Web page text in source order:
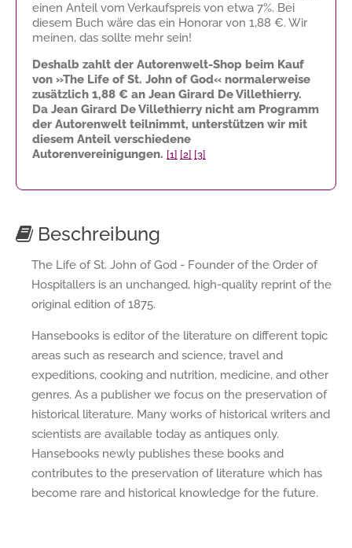
einen Anteil vom Verkaufspreis von etwa 7%. Bei
diesem Buch wäre das ein Honorar von 1,88 €. Wir
meinen, das sollte mehr sein!
Deshalb zahlt der Autorenwelt-Shop beim Kauf
von »The Life of St. John of God« normalerweise
zusätzlich 1,88 € an Jean Girard De Villethierry.
Da Jean Girard De Villethierry nicht am Programm
der Autorenwelt teilnimmt, unterstützen wir mit
diesem Anteil verschiedene
Autorenvereinigungen. [1] [2] [3]
Beschreibung
The Life of St. John of God - Founder of the Order of
Hospitallers is an unchanged, high-quality reprint of the
original edition of 1875.
Hansebooks is editor of the literature on different topic
areas such as research and science, travel and
expeditions, cooking and nutrition, medicine, and other
genres. As a publisher we focus on the preservation of
historical literature. Many works of historical writers and
scientists are available today as antiques only.
Hansebooks newly publishes these books and
contributes to the preservation of literature which has
become rare and historical knowledge for the future.